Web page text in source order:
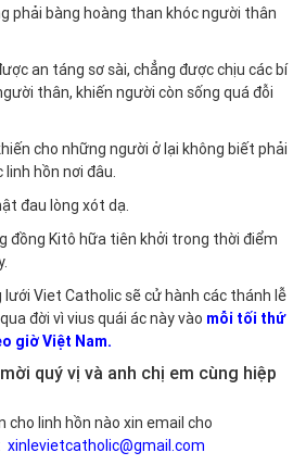
phải bàng hoàng than khóc người thân
an táng sơ sài, chẳng được chịu các bí
thân, khiến người còn sống quá đỗi
cho những người ở lại không biết phải
linh hồn nơi đâu.
đau lòng xót dạ.
đồng Kitô hữa tiên khởi trong thời điểm
Viet Catholic sẽ cử hành các thánh lễ
đời vì vius quái ác này vào mỗi tối thứ
giờ Việt Nam.
quý vị và anh chị em cùng hiệp
cho linh hồn nào xin email cho
xinlevietcatholic@gmail.com